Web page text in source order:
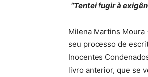
“Tentei fugir à
Milena Martins
seu processo de
Inocentes
livro anterior, que se